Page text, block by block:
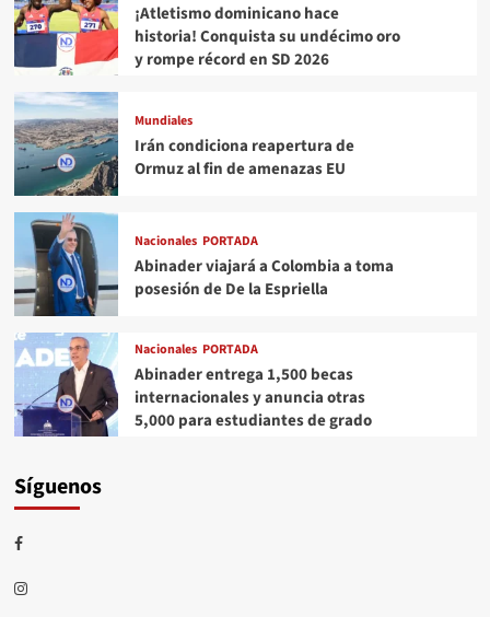
¡Atletismo dominicano hace
historia! Conquista su undécimo oro
y rompe récord en SD 2026
Mundiales
Irán condiciona reapertura de
Ormuz al fin de amenazas EU
Nacionales PORTADA
Abinader viajará a Colombia a toma
posesión de De la Espriella
Nacionales PORTADA
Abinader entrega 1,500 becas
internacionales y anuncia otras
5,000 para estudiantes de grado
Síguenos